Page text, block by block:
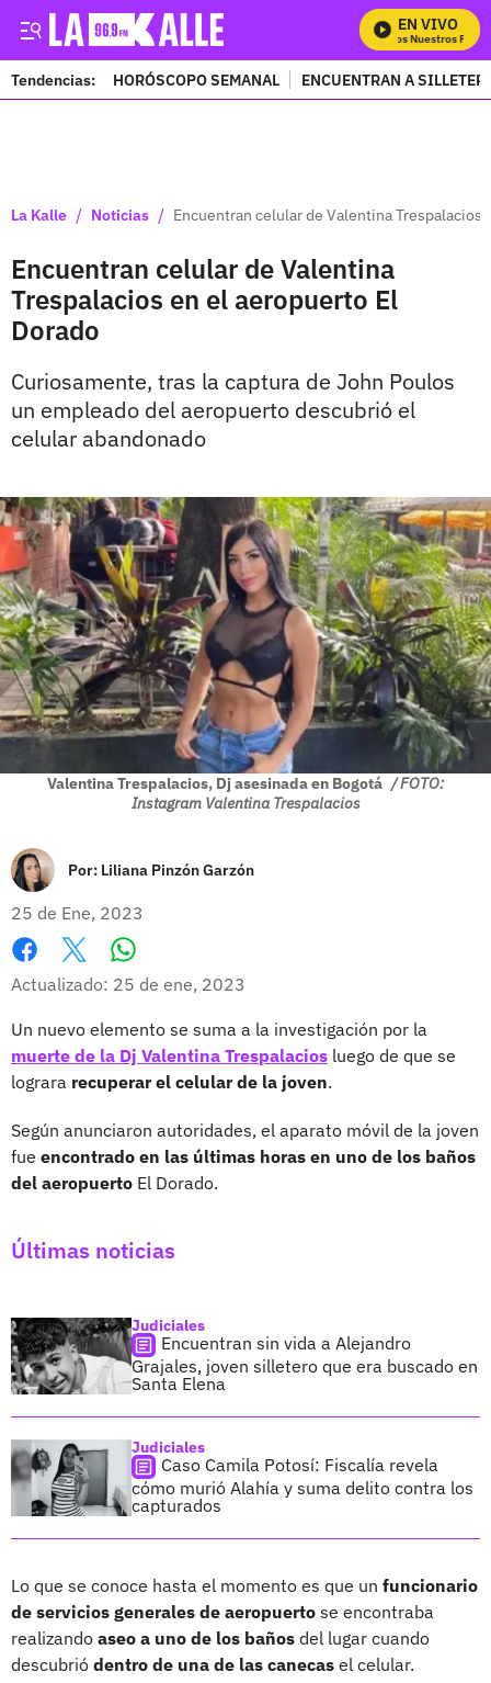
EN VIVO
Mira Todos Nuestros
Tendencias: HORÓSCOPO SEMANAL ENCUENTRAN A
La Kalle / Noticias / Encuentran celular de Valentina Trespalacios
Encuentran celular de Valentina
Trespalacios en el aeropuerto El
Dorado
Curiosamente, tras la captura de John Poulos
un empleado del aeropuerto descubrió el
celular abandonado
Valentina Trespalacios, Dj asesinada en Bogotá / FOTO:
Instagram Valentina Trespalacios
Por: Liliana Pinzón Garzón
25 de Ene, 2023
Facebook
X
Actualizado: 25 de ene, 2023
Un nuevo elemento se suma a la investigación por la
muerte de la Dj Valentina Trespalacios luego de que se
lograra recuperar el celular de la joven.
Según anunciaron autoridades, el aparato móvil de la joven
fue encontrado en las últimas horas en uno de los baños
del aeropuerto El Dorado.
Últimas noticias
Judiciales
Encuentran sin vida a Alejandro
Grajales, joven silletero que era buscado en
Santa Elena
Judiciales
Caso Camila Potosí: Fiscalía revela
cómo murió Alahía y suma delito contra los
capturados
Lo que se conoce hasta el momento es que un funcionario
de servicios generales de aeropuerto se encontraba
realizando aseo a uno de los baños del lugar cuando
descubrió dentro de una de las canecas el celular.